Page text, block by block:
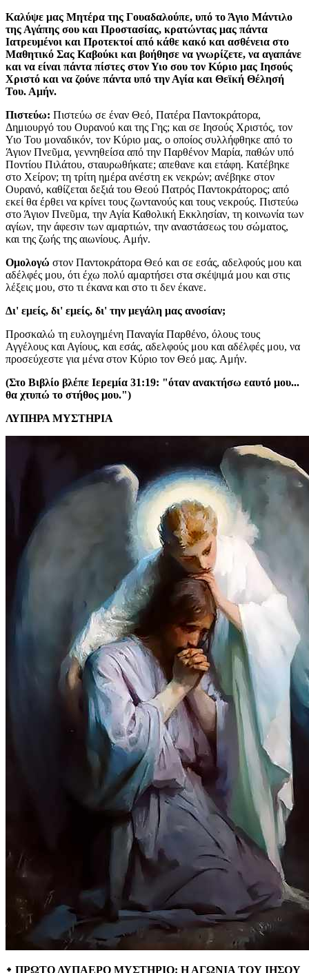
Καλύψε μας Μητέρα της Γουαδαλούπε, υπό το Άγιο Μάντιλο
της Αγάπης σου και Προστασίας, κρατώντας μας πάντα
Ιατρευμένοι και Προτεκτοί από κάθε κακό και ασθένεια στο
Μαθητικό Σας Καβούκι και βοήθησε να γνωρίζετε, να αγαπάνε
και να είναι πάντα πίστες στον Υιο σου τον Κύριο μας Ιησούς
Χριστό και να ζούνε πάντα υπό την Αγία και Θεϊκή Θέλησή
Του. Αμήν.
Πιστεύω: Πιστεύω σε έναν Θεό, Πατέρα Παντοκράτορα,
Δημιουργό του Ουρανού και της Γης; και σε Ιησούς Χριστός, τον
Υιο Του μοναδικόν, τον Κύριο μας, ο οποίος συλλήφθηκε από το
Άγιον Πνεῦμα, γεννηθείσα από την Παρθένον Μαρία, παθών υπό
Ποντίου Πιλάτου, σταυρωθήκατε; απεθανε και ετάφη. Κατέβηκε
στο Χείρον; τη τρίτη ημέρα ανέστη εκ νεκρών; ανέβηκε στον
Ουρανό, καθίζεται δεξιά του Θεού Πατρός Παντοκράτορος; από
εκεί θα έρθει να κρίνει τους ζωντανούς και τους νεκρούς. Πιστεύω
στο Άγιον Πνεῦμα, την Αγία Καθολική Εκκλησίαν, τη κοινωνία των
αγίων, την άφεσιν των αμαρτιών, την αναστάσεως του σώματος,
και της ζωής της αιωνίους. Αμήν.
Ομολογώ στον Παντοκράτορα Θεό και σε εσάς, αδελφούς μου και
αδέλφές μου, ότι έχω πολύ αμαρτήσει στα σκέψιμά μου και στις
λέξεις μου, στο τι έκανα και στο τι δεν έκανε.
Δι' εμείς, δι' εμείς, δι' την μεγάλη μας ανοσίαν;
Προσκαλώ τη ευλογημένη Παναγία Παρθένο, όλους τους
Αγγέλους και Αγίους, και εσάς, αδελφούς μου και αδέλφές μου, να
προσεύχεστε για μένα στον Κύριο τον Θεό μας. Αμήν.
(Στο Βιβλίο βλέπε Ιερεμία 31:19: "όταν ανακτήσω εαυτό μου...
θα χτυπώ το στήθος μου.")
ΛΥΠΗΡΑ ΜΥΣΤΗΡΙΑ
᛭ ΠΡΩΤΟ ΛΥΠΑΕΡΟ ΜΥΣΤΗΡΙΟ: Η ΑΓΩΝΙΑ ΤΟΥ ΙΗΣΟΥ